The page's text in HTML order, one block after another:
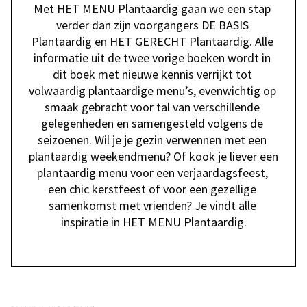
Met HET MENU Plantaardig gaan we een stap
verder dan zijn voorgangers DE BASIS
Plantaardig en HET GERECHT Plantaardig. Alle
informatie uit de twee vorige boeken wordt in
dit boek met nieuwe kennis verrijkt tot
volwaardig plantaardige menu’s, evenwichtig op
smaak gebracht voor tal van verschillende
gelegenheden en samengesteld volgens de
seizoenen. Wil je je gezin verwennen met een
plantaardig weekendmenu? Of kook je liever een
plantaardig menu voor een verjaardagsfeest,
een chic kerstfeest of voor een gezellige
samenkomst met vrienden? Je vindt alle
inspiratie in HET MENU Plantaardig.